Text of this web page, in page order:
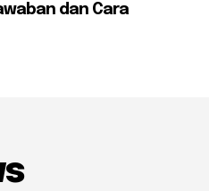
dan Cara